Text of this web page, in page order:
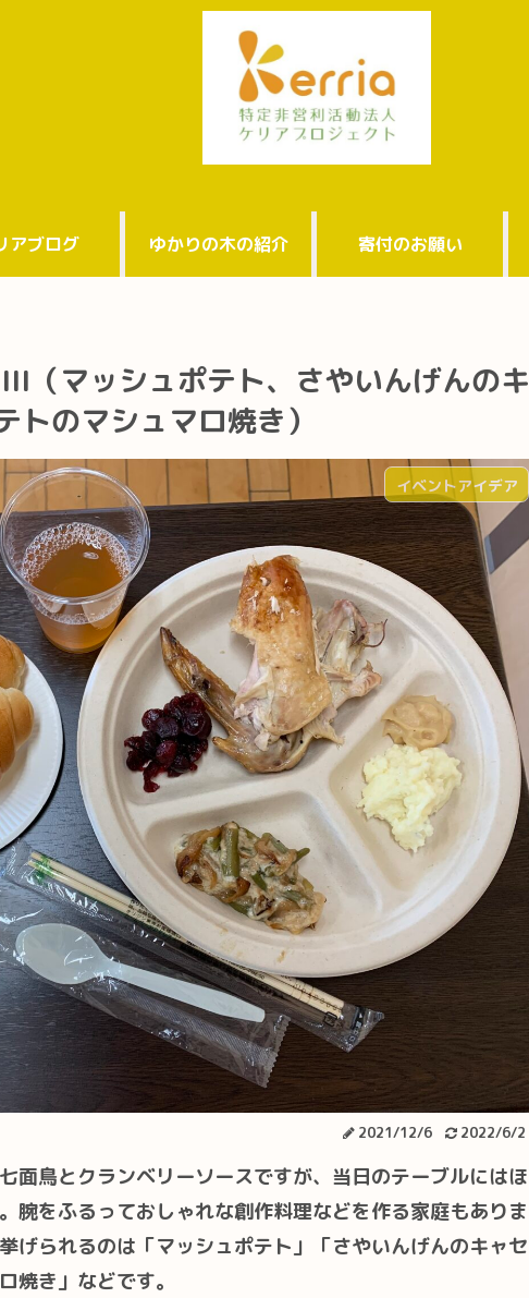
アブログ ゆかりの木の紹介 寄付のお願い
（マッシュポテト、さやいんげんのキ
トのマシュマロ焼き）
イベントアイデア
2021/12/6 2022/6/2
面鳥とクランベリーソースですが、当日のテーブルにはほ
腕をふるっておしゃれな創作料理などを作る家庭もありま
げられるのは「マッシュポテト」「さやいんげんのキャセ
焼き」などです。